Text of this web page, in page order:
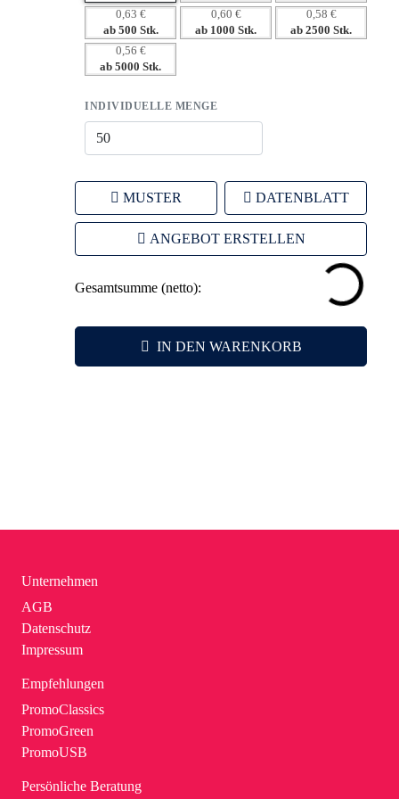
individuelle Markenpräsenz.
– Leistungsstarke Werbeanbringung für maximale
0,63 €
ab 500 Stk.
0,60 €
ab 1000 Stk.
0,58 €
ab 2500 Stk.
0,56 €
ab 5000 Stk.
INDIVIDUELLE MENGE
MUSTER DATENBLATT
ANGEBOT ERSTELLEN
Gesamtsumme (netto):
IN DEN WARENKORB
Unternehmen
AGB
Datenschutz
Impressum
Empfehlungen
PromoClassics
PromoGreen
PromoUSB
Persönliche Beratung